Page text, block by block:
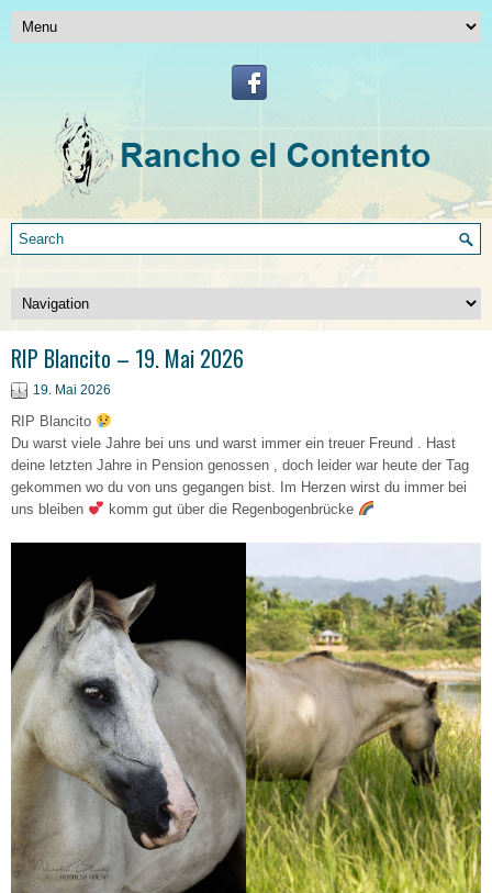
RIP Blancito – 19. Mai 2026
19. Mai 2026
RIP Blancito
Du warst viele Jahre bei uns und warst immer ein treuer Freund . Hast
deine letzten Jahre in Pension genossen , doch leider war heute der Tag
gekommen wo du von uns gegangen bist. Im Herzen wirst du immer bei
uns bleiben
komm gut über die Regenbogenbrücke